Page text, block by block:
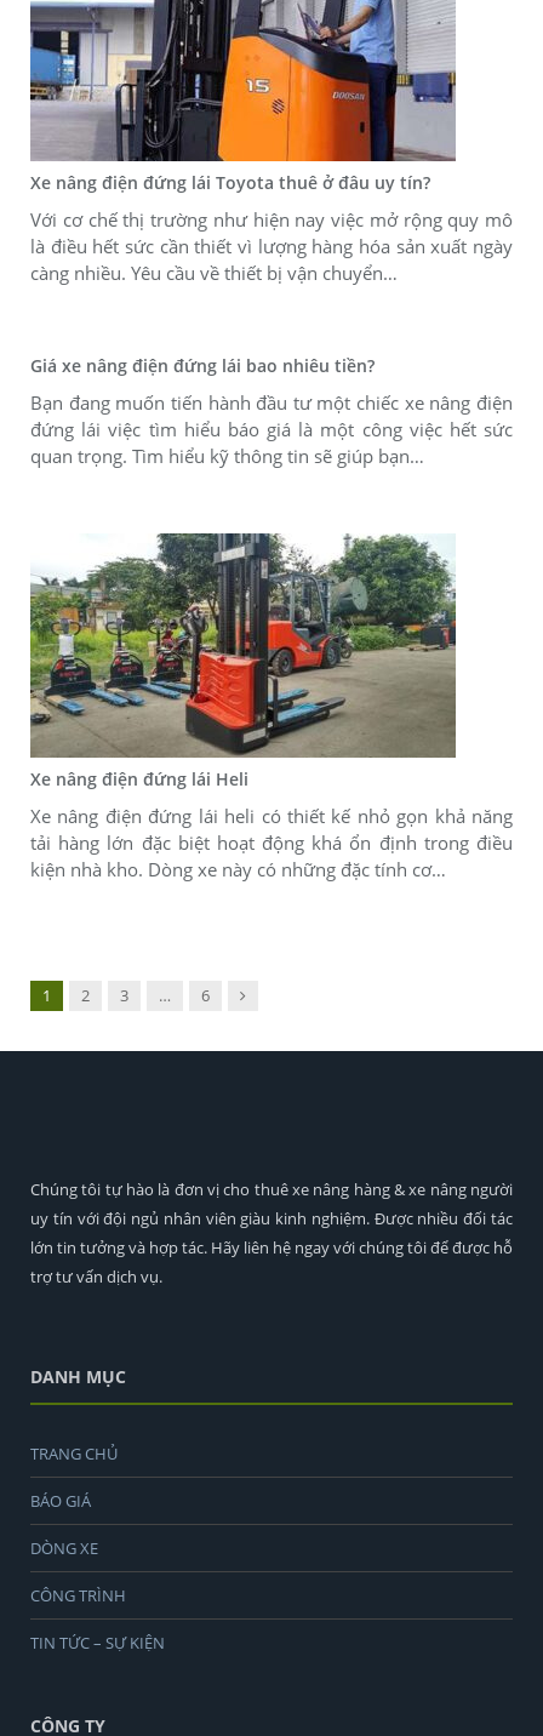
Xe nâng điện đứng lái Toyota thuê ở đâu uy tín?
Với cơ chế thị trường như hiện nay việc mở rộng quy mô
là điều hết sức cần thiết vì lượng hàng hóa sản xuất ngày
càng nhiều. Yêu cầu về thiết bị vận chuyển…
Giá xe nâng điện đứng lái bao nhiêu tiền?
Bạn đang muốn tiến hành đầu tư một chiếc xe nâng điện
đứng lái việc tìm hiểu báo giá là một công việc hết sức
quan trọng. Tìm hiểu kỹ thông tin sẽ giúp bạn…
Xe nâng điện đứng lái Heli
Xe nâng điện đứng lái heli có thiết kế nhỏ gọn khả năng
tải hàng lớn đặc biệt hoạt động khá ổn định trong điều
kiện nhà kho. Dòng xe này có những đặc tính cơ…
1 2 3 … 6 Next
Chúng tôi tự hào là đơn vị cho thuê xe nâng hàng & xe nâng người
uy tín với đội ngủ nhân viên giàu kinh nghiệm. Được nhiều đối tác
lớn tin tưởng và hợp tác. Hãy liên hệ ngay với chúng tôi để được hỗ
trợ tư vấn dịch vụ.
DANH MỤC
TRANG CHỦ
BÁO GIÁ
DÒNG XE
CÔNG TRÌNH
TIN TỨC – SỰ KIỆN
CÔNG TY